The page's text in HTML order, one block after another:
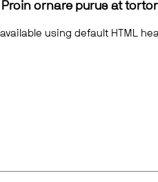
ornare purus at
using default HTML